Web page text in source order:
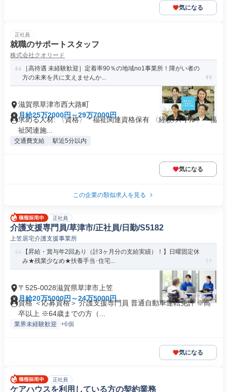
気になる
正社員
就職のサポートスタッフ
株式会社クオリード
［高待遇 未経験歓迎］定着率90％の地域no1事業所！障がい者の
方の未来を共に支えませんか...
滋賀県草津市西大路町
月給25万2000円～29万7000円
求める人材: 〈資格〉 * 福祉関連資格保有 〈経験/スキル〉 * 福
祉関連施...
交通費支給 駅近5分以内
気になる
この企業の類似求人を見る
正社員
介護支援専門員/草津市/正社員/日勤/S5182
上笠居宅介護支援事業所
【昇給・賞与年2回あり（計3ヶ月分の支給実績）！】日曜固定休
み★残業少なめ★扶養手当･住宅...
〒525-0028滋賀県草津市上笠
月給20万5000円～24万5000円
資格 ＜応募資格＞ 介護支援専門員 普通自動車運転免許 ※高
卒以上 ※64歳までの方（...
業界未経験歓迎 +6個
気になる
正社員
ケアハウスを利用している方の契約業務